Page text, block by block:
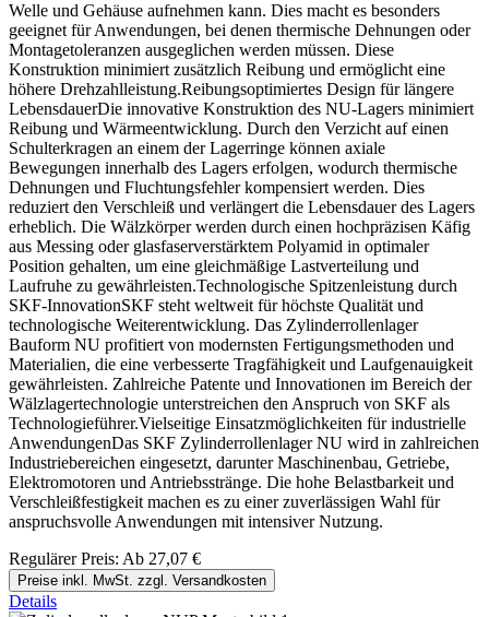
Welle und Gehäuse aufnehmen kann. Dies macht es besonders
geeignet für Anwendungen, bei denen thermische Dehnungen oder
Montagetoleranzen ausgeglichen werden müssen. Diese
Konstruktion minimiert zusätzlich Reibung und ermöglicht eine
höhere Drehzahlleistung.Reibungsoptimiertes Design für längere
LebensdauerDie innovative Konstruktion des NU-Lagers minimiert
Reibung und Wärmeentwicklung. Durch den Verzicht auf einen
Schulterkragen an einem der Lagerringe können axiale
Bewegungen innerhalb des Lagers erfolgen, wodurch thermische
Dehnungen und Fluchtungsfehler kompensiert werden. Dies
reduziert den Verschleiß und verlängert die Lebensdauer des Lagers
erheblich. Die Wälzkörper werden durch einen hochpräzisen Käfig
aus Messing oder glasfaserverstärktem Polyamid in optimaler
Position gehalten, um eine gleichmäßige Lastverteilung und
Laufruhe zu gewährleisten.Technologische Spitzenleistung durch
SKF-InnovationSKF steht weltweit für höchste Qualität und
technologische Weiterentwicklung. Das Zylinderrollenlager
Bauform NU profitiert von modernsten Fertigungsmethoden und
Materialien, die eine verbesserte Tragfähigkeit und Laufgenauigkeit
gewährleisten. Zahlreiche Patente und Innovationen im Bereich der
Wälzlagertechnologie unterstreichen den Anspruch von SKF als
Technologieführer.Vielseitige Einsatzmöglichkeiten für industrielle
AnwendungenDas SKF Zylinderrollenlager NU wird in zahlreichen
Industriebereichen eingesetzt, darunter Maschinenbau, Getriebe,
Elektromotoren und Antriebsstränge. Die hohe Belastbarkeit und
Verschleißfestigkeit machen es zu einer zuverlässigen Wahl für
anspruchsvolle Anwendungen mit intensiver Nutzung.
Regulärer Preis: Ab 27,07 €
Preise inkl. MwSt. zzgl. Versandkosten
Details